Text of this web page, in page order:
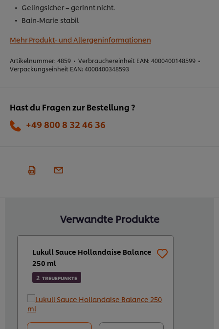
Gelingsicher – gerinnt nicht.
Bain-Marie stabil
Mehr Produkt- und Allergeninformationen
Artikelnummer: 4859 • Verbrauchereinheit EAN: 4000400148599 •
Verpackungseinheit EAN: 4000400348593
Hast du Fragen zur Bestellung ?
+49 800 8 32 46 36
Verwandte Produkte
Lukull Sauce Hollandaise Balance
250 ml
2 TREUEPUNKTE